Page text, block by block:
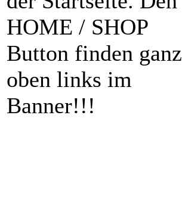
HOME / SHOP
Button finden ganz
oben links im
Banner!!!